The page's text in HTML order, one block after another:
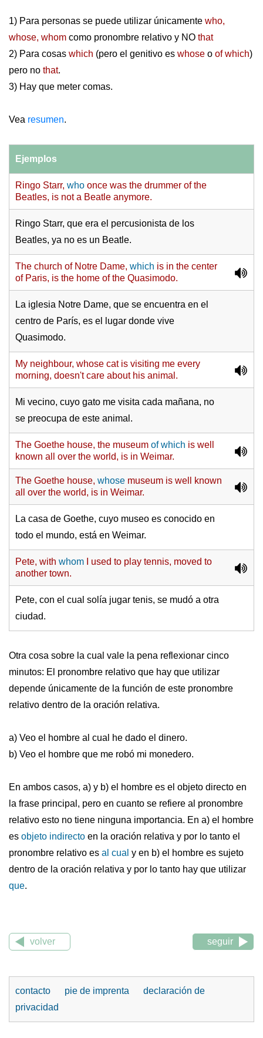
1) Para personas se puede utilizar únicamente who,
whose, whom como pronombre relativo y NO that
2) Para cosas which (pero el genitivo es whose o of which)
pero no that.
3) Hay que meter comas.
Vea resumen.
Ejemplos
Ringo Starr, who once was the drummer of the
Beatles, is not a Beatle anymore.
Ringo Starr, que era el percusionista de los
Beatles, ya no es un Beatle.
The church of Notre Dame, which is in the center
of Paris, is the home of the Quasimodo.
La iglesia Notre Dame, que se encuentra en el
centro de París, es el lugar donde vive
Quasimodo.
My neighbour, whose cat is visiting me every
morning, doesn't care about his animal.
Mi vecino, cuyo gato me visita cada mañana, no
se preocupa de este animal.
The Goethe house, the museum of which is well
known all over the world, is in Weimar.
The Goethe house, whose museum is well known
all over the world, is in Weimar.
La casa de Goethe, cuyo museo es conocido en
todo el mundo, está en Weimar.
Pete, with whom
I used to play tennis, moved to
another town.
Pete, con el cual solía jugar tenis, se mudó a otra
ciudad.
Otra cosa sobre la cual vale la pena reflexionar cinco
minutos: El pronombre relativo que hay que utilizar
depende únicamente de la función de este pronombre
relativo dentro de la oración relativa.
a) Veo el hombre al cual he dado el dinero.
b) Veo el hombre que me robó mi monedero.
En ambos casos, a) y b) el hombre es el objeto directo en
la frase principal, pero en cuanto se refiere al pronombre
relativo esto no tiene ninguna importancia. En a) el hombre
es objeto indirecto en la oración relativa y por lo tanto el
pronombre relativo es al cual y en b) el hombre es sujeto
dentro de la oración relativa y por lo tanto hay que utilizar
que.
volver seguir
contacto pie de imprenta
declaración de
privacidad